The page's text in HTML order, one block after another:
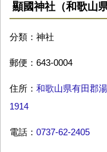
顯國神社（和歌山
分類：神社
郵便：643-0004
住所： 和歌山県有田郡
1914
電話： 0737-62-2405